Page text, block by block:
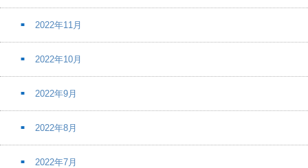
2022年11月
2022年10月
2022年9月
2022年8月
2022年7月